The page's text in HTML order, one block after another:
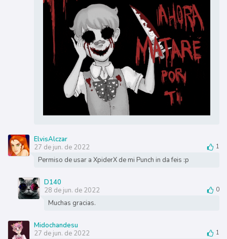
ElvisAlczar
27 de jun. de 2022
1
Permiso de usar a XpiderX de mi Punch in da feis :p
D140
28 de jun. de 2022
0
Muchas gracias.
Midochandesu
27 de jun. de 2022
1